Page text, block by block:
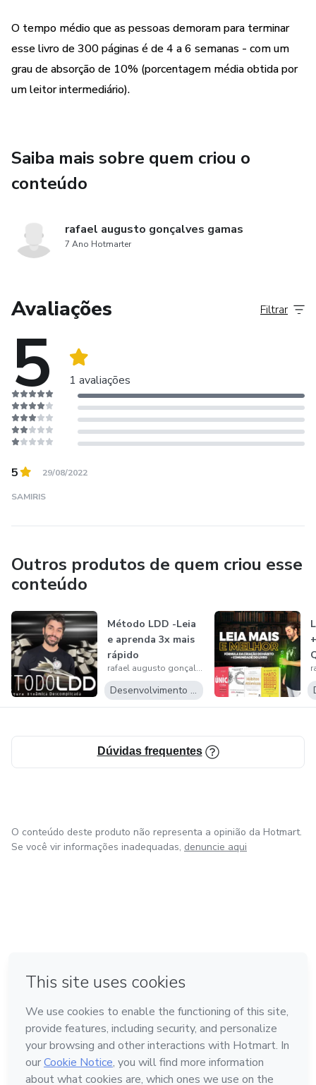
O tempo médio que as pessoas demoram para terminar
esse livro de 300 páginas é de 4 a 6 semanas - com um
grau de absorção de 10% (porcentagem média obtida por
um leitor intermediário).
Saiba mais sobre quem criou o
conteúdo
rafael augusto gonçalves gamas
7 Ano Hotmarter
Avaliações
5 1 avaliações
Filtrar
5 29/08/2022
SAMIRIS
Outros produtos de quem criou esse
conteúdo
Método LDD -Leia
e aprenda 3x mais
rápido
rafael augusto gonçalves gamas
Desenvolvimento Pessoal
Dúvidas frequentes
O conteúdo deste produto não representa a opinião da Hotmart.
Se você vir informações inadequadas, denuncie aqui
Feito com ❤ em Bogotá
Conheça a Hotmart